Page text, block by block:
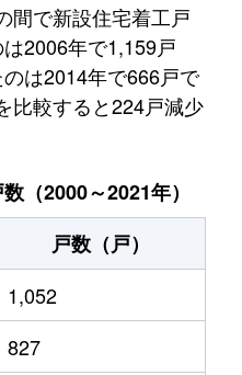
間で新設住宅着工戸
2006年で1,159戸
は2014年で666戸で
比較すると224戸減少
（2000～2021年）
戸数（戸）
1,052
827